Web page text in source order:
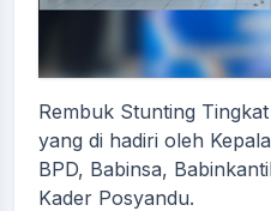
Rembuk Stunting
yang di hadiri oleh
BPD, Babinsa,
Kader Posyandu.